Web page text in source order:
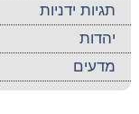
תגיות ידניות
יהדות
מדעים